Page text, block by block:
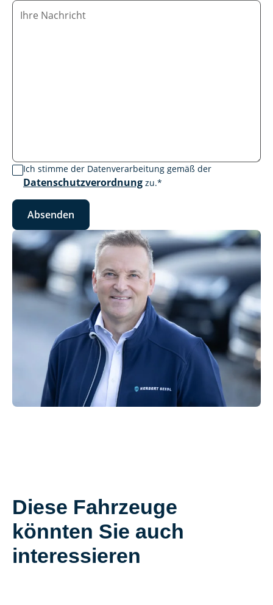
Ich stimme der Datenverarbeitung gemäß der
Datenschutzverordnung zu.*
Absenden
Diese Fahrzeuge
könnten Sie auch
interessieren